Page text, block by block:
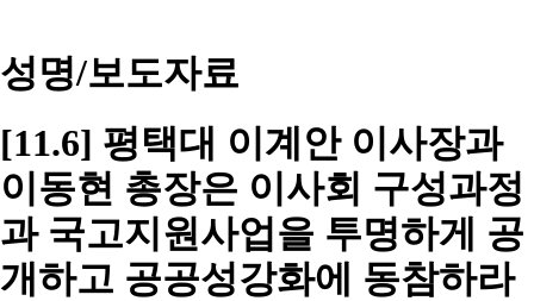
성명/보도자료
[11.6] 평택대 이계안 이사장과
이동현 총장은 이사회 구성과정
과 국고지원사업을 투명하게 공
개하고 공공성강화에 동참하라